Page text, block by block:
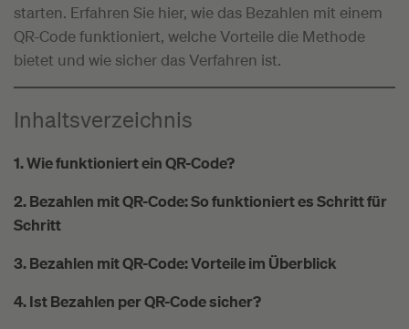
starten. Erfahren Sie hier, wie das Bezahlen mit einem
QR-Code funktioniert, welche Vorteile die Methode
bietet und wie sicher das Verfahren ist.
Inhaltsverzeichnis
1. Wie funktioniert ein QR-Code?
2. Bezahlen mit QR-Code: So funktioniert es Schritt für
Schritt
3. Bezahlen mit QR-Code: Vorteile im Überblick
4. Ist Bezahlen per QR-Code sicher?